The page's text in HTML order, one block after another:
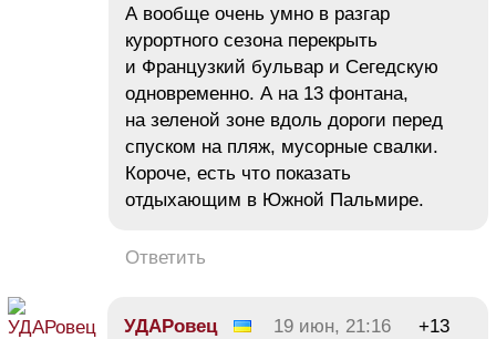
А вообще очень умно в разгар
курортного сезона перекрыть
и Французкий бульвар и Сегедскую
одновременно. А на 13 фонтана,
на зеленой зоне вдоль дороги перед
спуском на пляж, мусорные свалки.
Короче, есть что показать
отдыхающим в Южной Пальмире.
Ответить
УДАРовец 19 июн, 21:16 +13